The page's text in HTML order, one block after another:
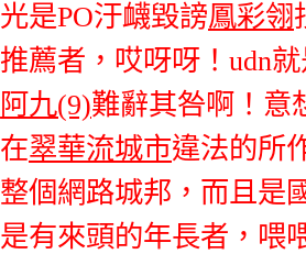
光是PO汙衊毀謗鳳彩翎
推薦者 ，哎呀呀！udn
阿九(9)難辭其咎啊！意
在翠華流城市違法的所
整個網路城邦 ，而且是
是有來頭的年長者 ，喂